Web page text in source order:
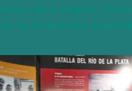
que seguir
la demanda
al velero Cristoforo
hasta el
Su motto es:
persevera» («No el